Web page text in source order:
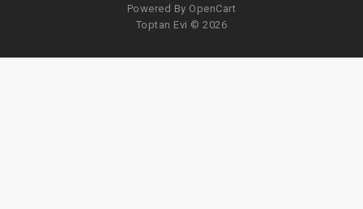
Powered By OpenCart
Toptan Evi © 2026